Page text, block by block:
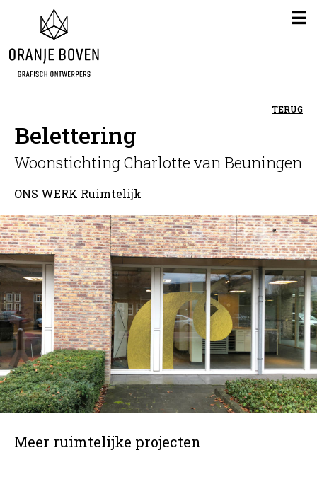
Belettering
TERUG
Woonstichting Charlotte van Beuningen
ONS WERK Ruimtelijk
Meer ruimtelijke projecten